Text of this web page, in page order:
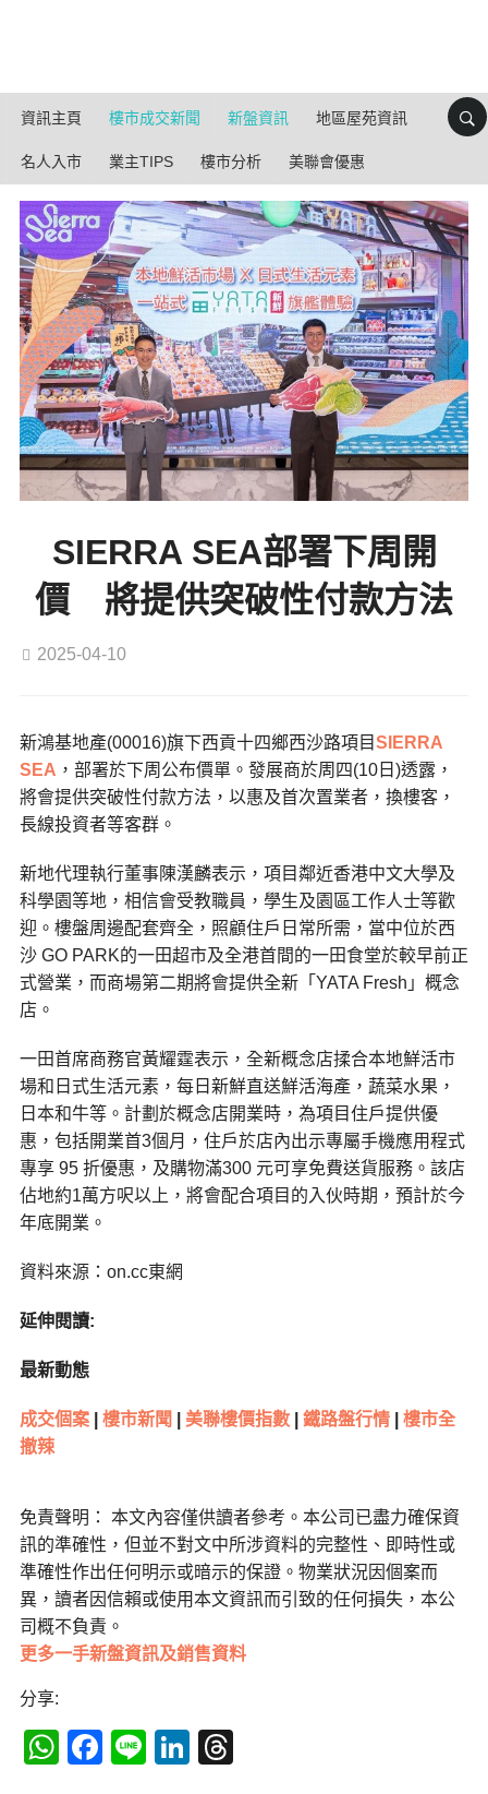
資訊主頁 樓市成交新聞 新盤資訊 地區屋苑資訊
名人入市 業主TIPS 樓市分析 美聯會優惠
SIERRA SEA部署下周開
價 將提供突破性付款方法
2025-04-10
新鴻基地產(00016)旗下西貢十四鄉西沙路項目SIERRA
SEA ，部署於下周公布價單。發展商於周四(10日)透露，
將會提供突破性付款方法，以惠及首次置業者，換樓客，
長線投資者等客群。
新地代理執行董事陳漢麟表示，項目鄰近香港中文大學及
科學園等地，相信會受教職員，學生及園區工作人士等歡
迎。樓盤周邊配套齊全，照顧住戶日常所需，當中位於西
沙 GO PARK的一田超市及全港首間的一田食堂於較早前正
式營業，而商場第二期將會提供全新「YATA Fresh」概念
店。
一田首席商務官黃耀霆表示，全新概念店揉合本地鮮活市
場和日式生活元素，每日新鮮直送鮮活海產，蔬菜水果，
日本和牛等。計劃於概念店開業時，為項目住戶提供優
惠，包括開業首3個月，住戶於店內出示專屬手機應用程式
專享 95 折優惠，及購物滿300 元可享免費送貨服務。該店
佔地約1萬方呎以上，將會配合項目的入伙時期，預計於今
年底開業。
資料來源：on.cc東網
延伸閱讀:
最新動態
成交個案| 樓市新聞 美聯樓價指數| 鐵路盤行情|
樓市全
撤辣
免責聲明： 本文內容僅供讀者參考。本公司已盡力確保資
訊的準確性，但並不對文中所涉資料的完整性、即時性或
準確性作出任何明示或暗示的保證。物業狀況因個案而
異，讀者因信賴或使用本文資訊而引致的任何損失，本公
司概不負責。
更多一手新盤資訊及銷售資料
分享:
WhatsApp
Facebook
LineLinkedIn
Threads